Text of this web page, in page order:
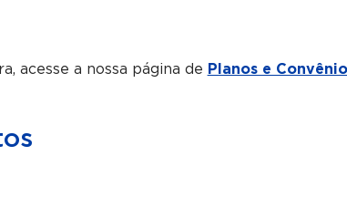
acesse a nossa página de Planos e